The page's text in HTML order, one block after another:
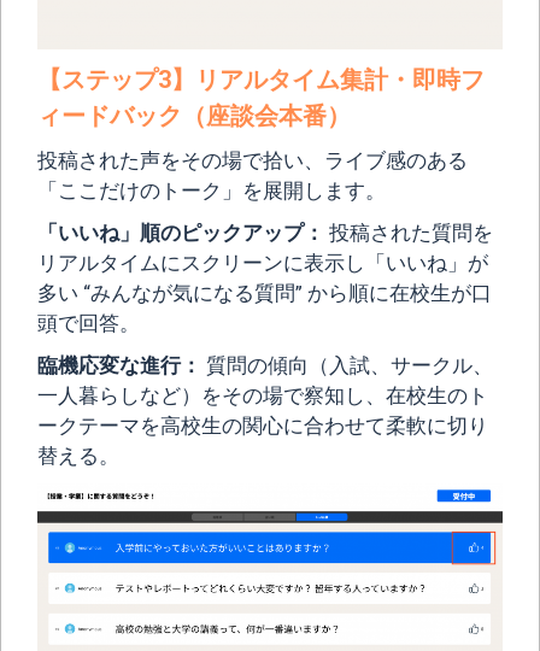
【ステップ3】リアルタイム集計・即時フ
ィードバック（座談会本番）
投稿された声をその場で拾い、ライブ感のある
「ここだけのトーク」を展開します。
「いいね」順のピックアップ： 投稿された質問を
リアルタイムにスクリーンに表示し「いいね」が
多い “みんなが気になる質問” から順に在校生が口
頭で回答。
臨機応変な進行： 質問の傾向（入試、サークル、
一人暮らしなど）をその場で察知し、在校生のト
ークテーマを高校生の関心に合わせて柔軟に切り
替える。